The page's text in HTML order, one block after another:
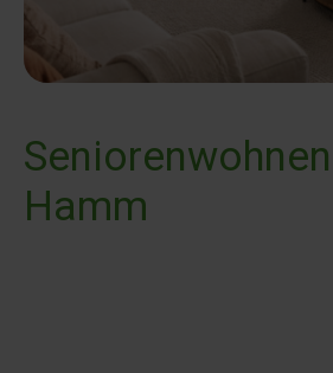
Hamm